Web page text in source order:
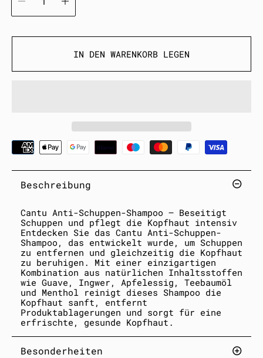
ä
r
r
i
s
h
t
IN DEN WARENKORB LEGEN
Beschreibung
Cantu Anti-Schuppen-Shampoo – Beseitigt
Schuppen und pflegt die Kopfhaut intensiv
Entdecken Sie das Cantu Anti-Schuppen-
Shampoo, das entwickelt wurde, um Schuppen
zu entfernen und gleichzeitig die Kopfhaut
zu beruhigen. Mit einer einzigartigen
Kombination aus natürlichen Inhaltsstoffen
wie Guave, Ingwer, Apfelessig, Teebaumöl
und Menthol reinigt dieses Shampoo die
Kopfhaut sanft, entfernt
Produktablagerungen und sorgt für eine
erfrischte, gesunde Kopfhaut.
Besonderheiten